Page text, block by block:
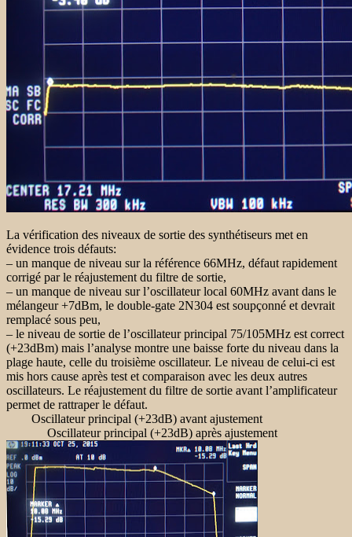
La vérification des niveaux de sortie des synthétiseurs met en
évidence trois défauts:
– un manque de niveau sur la référence 66MHz, défaut rapidement
corrigé par le réajustement du filtre de sortie,
– un manque de niveau sur l’oscillateur local 60MHz avant dans le
mélangeur +7dBm, le double-gate 2N304 est soupçonné et devrait
remplacé sous peu,
– le niveau de sortie de l’oscillateur principal 75/105MHz est correct
(+23dBm) mais l’analyse montre une baisse forte du niveau dans la
plage haute, celle du troisième oscillateur. Le niveau de celui-ci est
mis hors cause après test et comparaison avec les deux autres
oscillateurs. Le réajustement du filtre de sortie avant l’amplificateur
permet de rattraper le défaut.
Oscillateur principal (+23dB) avant ajustement
Oscillateur principal (+23dB) après ajustement